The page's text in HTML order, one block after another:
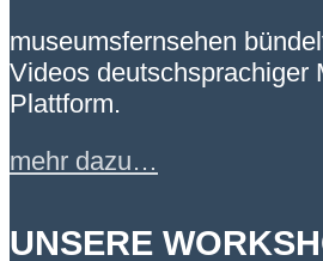
museumsfernsehen
Videos deutschsprachiger
Plattform.
mehr dazu…
UNSERE